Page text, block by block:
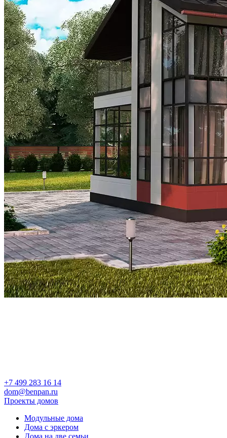
+7 499 283 16 14
dom@benpan.ru
Проекты домов
Модульные дома
Дома с эркером
Дома на две семьи